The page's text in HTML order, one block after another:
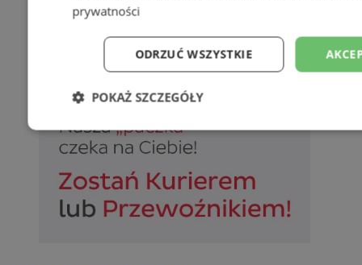
prywatności
ODRZUĆ WSZYSTKIE
POKAŻ SZCZEGÓŁY
Niezbędne Wydajność
Niesklasyfikowane